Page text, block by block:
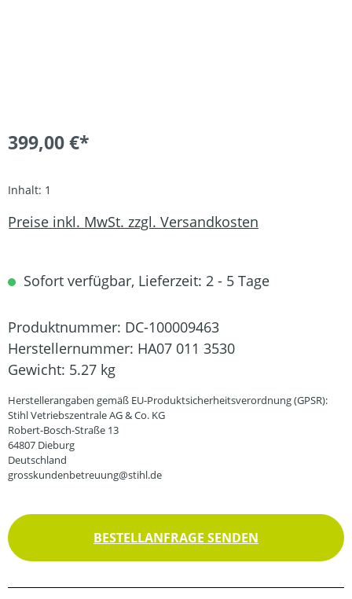
399,00 €*
Inhalt: 1
Preise inkl. MwSt. zzgl. Versandkosten
Sofort verfügbar, Lieferzeit: 2 - 5 Tage
Produktnummer: DC-100009463
Herstellernummer: HA07 011 3530
Gewicht: 5.27 kg
Herstellerangaben gemäß EU-Produktsicherheitsverordnung (GPSR):
Stihl Vetriebszentrale AG & Co. KG
Robert-Bosch-Straße 13
64807 Dieburg
Deutschland
grosskundenbetreuung@stihl.de
BESTELLANFRAGE SENDEN